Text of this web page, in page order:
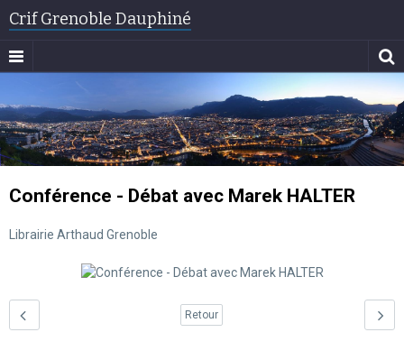
Crif Grenoble Dauphiné
Conférence - Débat avec Marek HALTER
Librairie Arthaud Grenoble
Retour